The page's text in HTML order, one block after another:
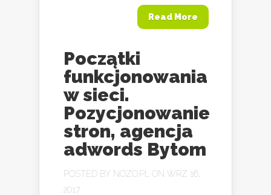
Read More
Początki
funkcjonowania
w sieci.
Pozycjonowanie
stron, agencja
adwords Bytom
POSTED BY NOZO.PL
ON WRZ 16,
2017